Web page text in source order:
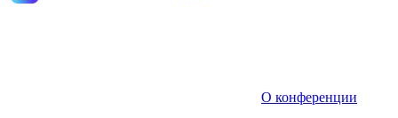
О конференции